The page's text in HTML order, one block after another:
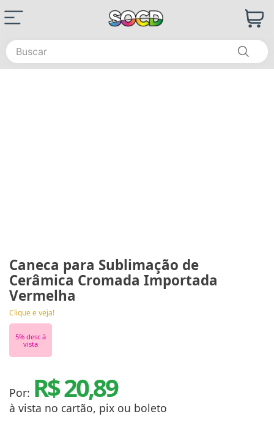
Buscar
Caneca para Sublimação de
Cerâmica Cromada Importada
Vermelha
Clique e veja!
5% desc à
vista
Por: R$ 20,89
à vista no cartão, pix ou boleto